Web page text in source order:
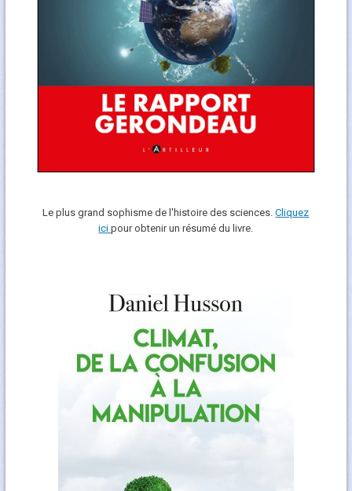
Le plus grand sophisme de l'histoire des sciences.Cliquez
icipour obtenir un résumé du livre.